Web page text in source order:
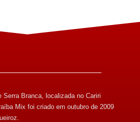
Serra Branca, localizada no Cariri
Mix foi criado em outubro de 2009